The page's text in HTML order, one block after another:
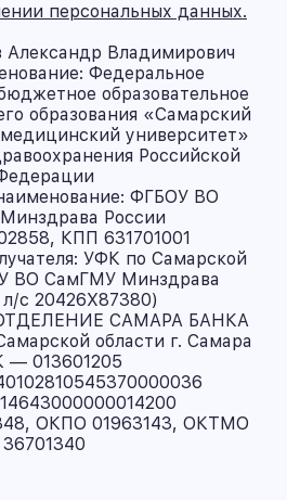
персональных данных.
Александр Владимирович
Федеральное
образовательное
образования «Самарский
университет»
Российской
ФГБОУ ВО
России
КПП 631701001
УФК по Самарской
ВО СамГМУ Минздрава
с 20426X87380)
ОТДЕЛЕНИЕ САМАРА БАНКА
области г. Самара
— 013601205
ОКПО 01963143, ОКТМО
36701340